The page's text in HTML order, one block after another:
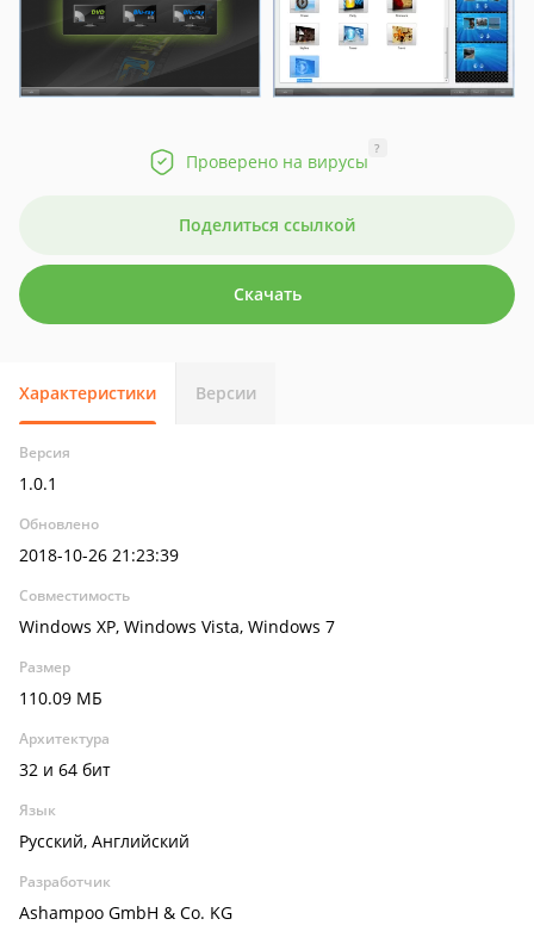
Проверено на вирусы
?
Поделиться ссылкой
Скачать
Характеристики Версии
Версия
1.0.1
Обновлено
2018-10-26 21:23:39
Совместимость
Windows XP, Windows Vista, Windows 7
Размер
110.09 МБ
Архитектура
32 и 64 бит
Язык
Русский, Английский
Разработчик
Ashampoo GmbH & Co. KG